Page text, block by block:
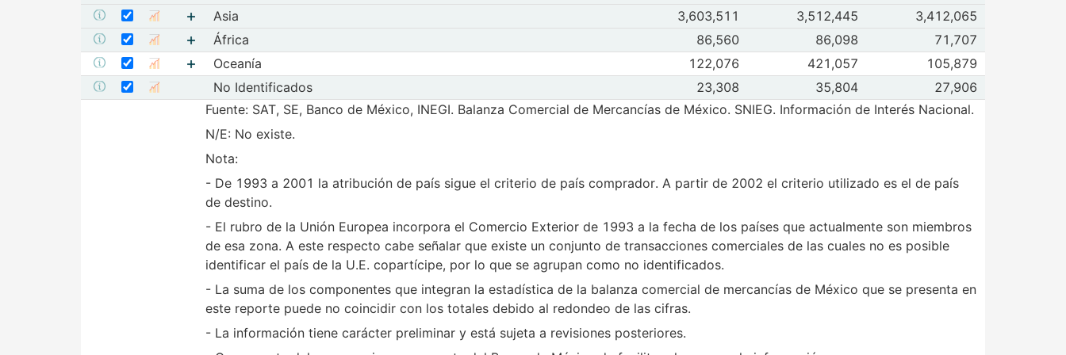
Mostrar elementos de Europa
Seleccione sus series
Seleccionar serie Asia
Mostrar elementos de Asia
Asia Observaciones de Asia
Mar 2026Abr 2026 May 2026
3,603,511 3,512,445 3,412,065
Mostrar metadatos de la serie África
Seleccione sus series
Seleccionar serie África
Mostrar elementos de África
África Observaciones de África
Abr 2026
86,560 86,098 71,707
Mostrar metadatos de la serie Oceanía
Seleccione sus series
Seleccionar serie Oceanía
Mostrar elementos de Oceanía
Oceanía Observaciones de Oceanía
Abr 2026
122,076 421,057 105,879
Mostrar metadatos de la serie No Identificados
Seleccione sus series
Seleccionar serie No IdentificadosMostrar gráfica de la serie No Identificados
No Identificados Observaciones de No Identificados
Abr 2026
23,308 35,804
27,906
Fuente: SAT, SE, Banco de México, INEGI. Balanza Comercial de Mercancías de México. SNIEG. Información de Interés Nacional.
N/E: No existe.
Nota:
- De 1993 a 2001 la atribución de país sigue el criterio de país comprador. A partir de 2002 el criterio utilizado es el de país
de destino.
- El rubro de la Unión Europea incorpora el Comercio Exterior de 1993 a la fecha de los países que actualmente son miembros
de esa zona. A este respecto cabe señalar que existe un conjunto de transacciones comerciales de las cuales no es posible
identificar el país de la U.E. copartícipe, por lo que se agrupan como no identificados.
- La suma de los componentes que integran la estadística de la balanza comercial de mercancías de México que se presenta en
este reporte puede no coincidir con los totales debido al redondeo de las cifras.
- La información tiene carácter preliminar y está sujeta a revisiones posteriores.